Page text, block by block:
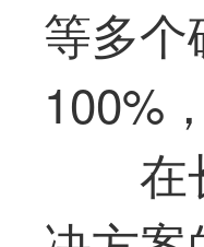
等多
100%
在